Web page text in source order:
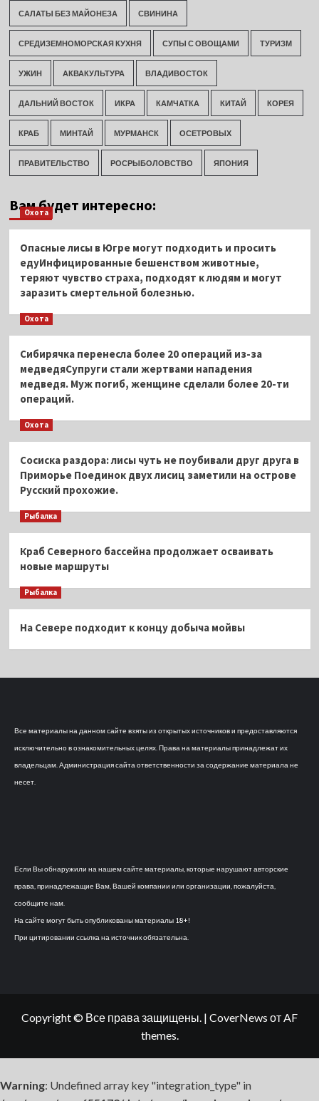
САЛАТЫ БЕЗ МАЙОНЕЗА СВИНИНА
СРЕДИЗЕМНОМОРСКАЯ КУХНЯ СУПЫ С ОВОЩАМИ ТУРИЗМ
УЖИН АКВАКУЛЬТУРА ВЛАДИВОСТОК
ДАЛЬНИЙ ВОСТОК ИКРА КАМЧАТКА КИТАЙ КОРЕЯ
КРАБ МИНТАЙ МУРМАНСК ОСЕТРОВЫХ
ПРАВИТЕЛЬСТВО РОСРЫБОЛОВСТВО ЯПОНИЯ
Вам будет интересно:
Охота
Опасные лисы в Югре могут подходить и просить
едуИнфицированные бешенством животные,
теряют чувство страха, подходят к людям и могут
заразить смертельной болезнью.
Охота
Сибирячка перенесла более 20 операций из-за
медведяСупруги стали жертвами нападения
медведя. Муж погиб, женщине сделали более 20-ти
операций.
Охота
Сосиска раздора: лисы чуть не поубивали друг друга в
Приморье Поединок двух лисиц заметили на острове
Русский прохожие.
Рыбалка
Краб Северного бассейна продолжает осваивать
новые маршруты
Рыбалка
На Севере подходит к концу добыча мойвы
Все материалы на данном сайте взяты из открытых источников и предоставляются
исключительно в ознакомительных целях. Права на материалы принадлежат их
владельцам. Администрация сайта ответственности за содержание материала не
несет.
Если Вы обнаружили на нашем сайте материалы, которые нарушают авторские
права, принадлежащие Вам, Вашей компании или организации, пожалуйста,
сообщите нам.
На сайте могут быть опубликованы материалы 18+!
При цитировании ссылка на источник обязательна.
Copyright © Все права защищены. | CoverNews от AF
themes.
Warning: Undefined array key "integration_type" in